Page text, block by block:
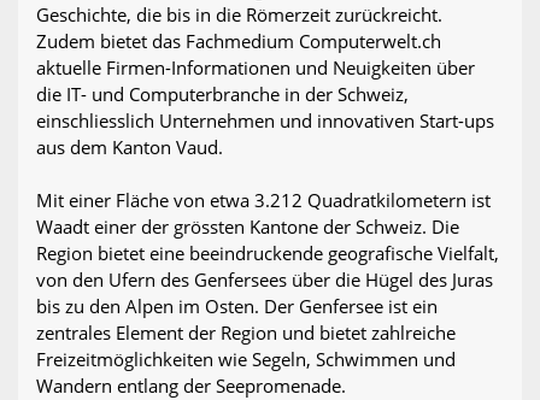
Geschichte, die bis in die Römerzeit zurückreicht.
Zudem bietet das Fachmedium Computerwelt.ch
aktuelle Firmen-Informationen und Neuigkeiten über
die IT- und Computerbranche in der Schweiz,
einschliesslich Unternehmen und innovativen Start-ups
aus dem Kanton Vaud.
Mit einer Fläche von etwa 3.212 Quadratkilometern ist
Waadt einer der grössten Kantone der Schweiz. Die
Region bietet eine beeindruckende geografische Vielfalt,
von den Ufern des Genfersees über die Hügel des Juras
bis zu den Alpen im Osten. Der Genfersee ist ein
zentrales Element der Region und bietet zahlreiche
Freizeitmöglichkeiten wie Segeln, Schwimmen und
Wandern entlang der Seepromenade.